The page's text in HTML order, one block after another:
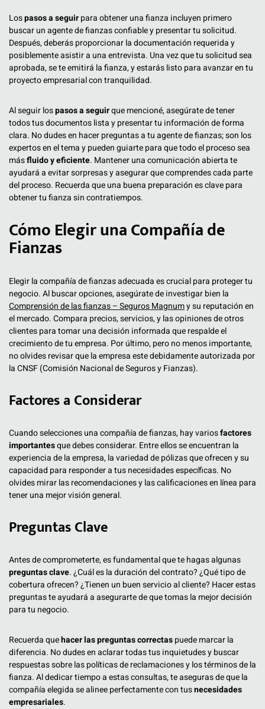
Lospasos a seguirpara obtener una fianza incluyen primero
buscar un agente de fianzas confiable y presentar tu solicitud.
Después, deberás proporcionar la documentación requerida y
posiblemente asistir a una entrevista. Una vez que tu solicitud sea
aprobada, se te emitirá la fianza, y estarás listo para avanzar en tu
proyecto empresarial con tranquilidad.
Al seguir lospasos a seguirque mencioné, asegúrate de tener
todos tus documentos lista y presentar tu información de forma
clara. No dudes en hacer preguntas a tu agente de fianzas; son los
expertos en el tema y pueden guiarte para que todo el proceso sea
másfluido y eficiente. Mantener una comunicación abierta te
ayudará a evitar sorpresas y asegurar que comprendes cada parte
del proceso. Recuerda que una buena preparación es clave para
obtener tu fianza sin contratiempos.
Cómo Elegir una Compañía de
Fianzas
Elegir la compañía de fianzas adecuada es crucial para proteger tu
negocio. Al buscar opciones, asegúrate de investigar bien la
Comprensión de las fianzas – Seguros Magnumy su reputación en
el mercado. Compara precios, servicios, y las opiniones de otros
clientes para tomar una decisión informada que respalde el
crecimiento de tu empresa. Por último, pero no menos importante,
no olvides revisar que la empresa este debidamente autorizada por
la CNSF (Comisión Nacional de Seguros y Fianzas).
Factores a Considerar
Cuando selecciones una compañía de fianzas, hay variosfactores
importantesque debes considerar. Entre ellos se encuentran la
experiencia de la empresa, la variedad de pólizas que ofrecen y su
capacidad para responder a tus necesidades específicas. No
olvides mirar las recomendaciones y las calificaciones en línea para
tener una mejor visión general.
Preguntas Clave
Antes de comprometerte, es fundamental que te hagas algunas
preguntas clave. ¿Cuál es la duración del contrato? ¿Qué tipo de
cobertura ofrecen? ¿Tienen un buen servicio al cliente? Hacer estas
preguntas te ayudará a asegurarte de que tomas la mejor decisión
para tu negocio.
Recuerda quehacer las preguntas correctaspuede marcar la
diferencia. No dudes en aclarar todas tus inquietudes y buscar
respuestas sobre las políticas de reclamaciones y los términos de la
fianza. Al dedicar tiempo a estas consultas, te aseguras de que la
compañía elegida se alinee perfectamente con tusnecesidades
empresariales.